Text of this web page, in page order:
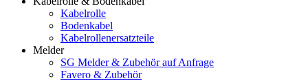
Kabelrolle
Bodenkabel
Kabelrollenersatzteile
Melder
SG Melder & Zubehör auf Anfrage
Favero & Zubehör